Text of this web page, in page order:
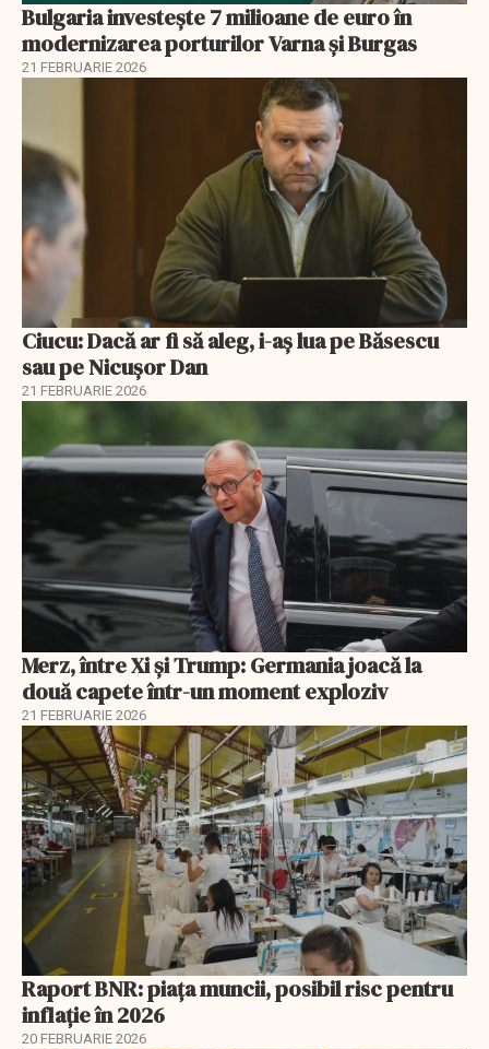
Bulgaria investește 7 milioane de euro în
modernizarea porturilor Varna și Burgas
21 FEBRUARIE 2026
Ciucu: Dacă ar fi să aleg, i-aș lua pe Băsescu
sau pe Nicușor Dan
21 FEBRUARIE 2026
Merz, între Xi și Trump: Germania joacă la
două capete într-un moment exploziv
21 FEBRUARIE 2026
Raport BNR: piața muncii, posibil risc pentru
inflație în 2026
20 FEBRUARIE 2026